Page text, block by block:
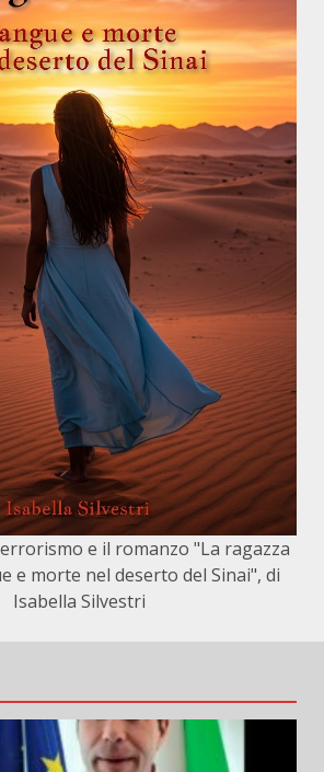
e il romanzo "La ragazza
e morte nel deserto del Sinai", di
Isabella Silvestri